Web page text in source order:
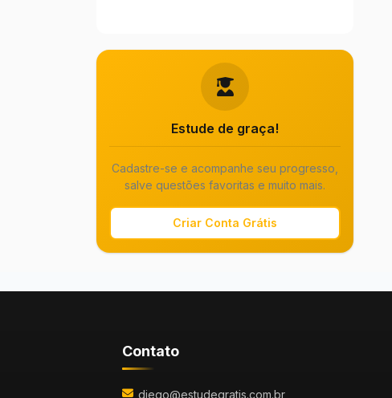
Estude de graça!
Cadastre-se e acompanhe seu progresso,
salve questões favoritas e muito mais.
Criar Conta Grátis
Contato
diego@estudegratis.com.br